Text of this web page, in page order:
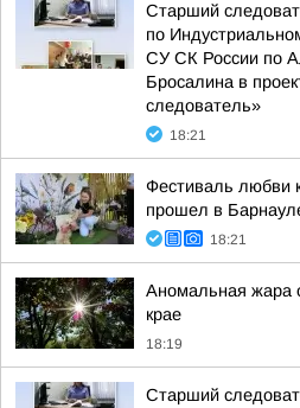
Старший
по
СУ СК России по
Бросалина в
следователь»
18:21
Фестиваль любви
прошел в
18:21
Аномальная жара
крае
18:19
Старший